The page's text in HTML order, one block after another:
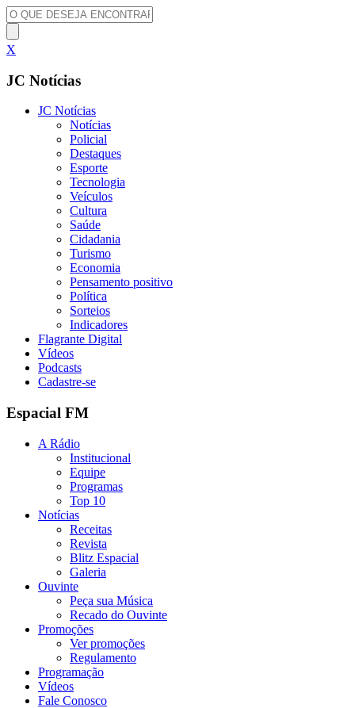
X
JC Notícias
JC Notícias
Notícias
Policial
Destaques
Esporte
Tecnologia
Veículos
Cultura
Saúde
Cidadania
Turismo
Economia
Pensamento positivo
Política
Sorteios
Indicadores
Flagrante Digital
Vídeos
Podcasts
Cadastre-se
Espacial FM
A Rádio
Institucional
Equipe
Programas
Top 10
Notícias
Receitas
Revista
Blitz Espacial
Galeria
Ouvinte
Peça sua Música
Recado do Ouvinte
Promoções
Ver promoções
Regulamento
Programação
Vídeos
Fale Conosco